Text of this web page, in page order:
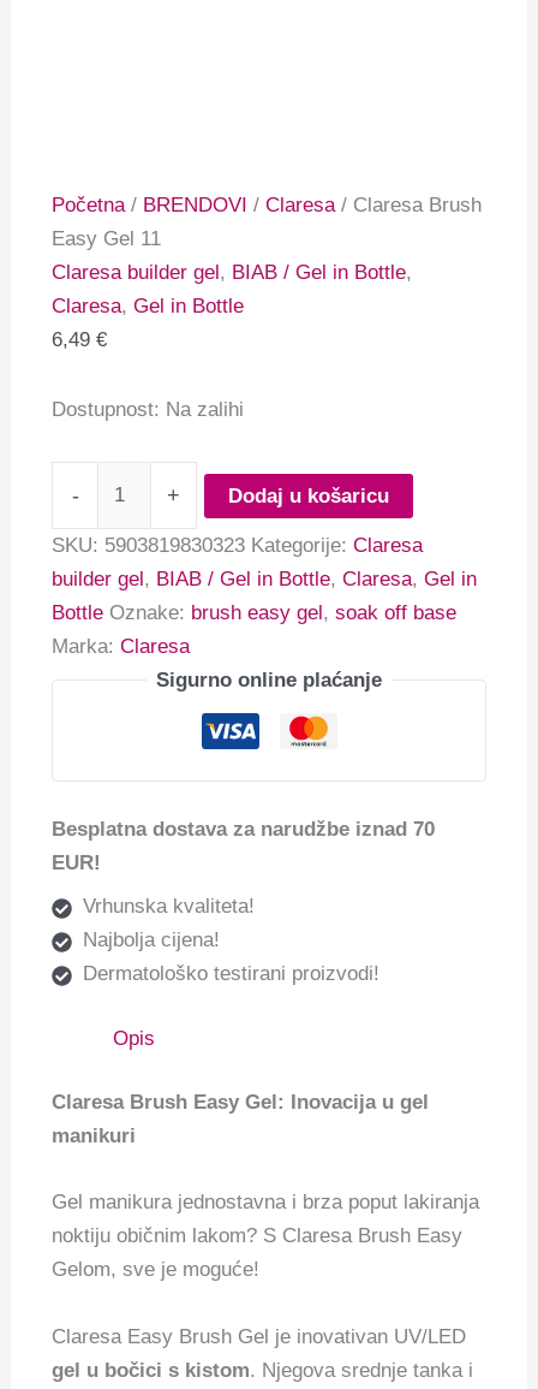
Početna / BRENDOVI /Claresa / Claresa Brush
Easy Gel 11
Claresa builder gel, BIAB / Gel in Bottle,
Claresa,Gel in Bottle
6,49€
Dostupnost: Na zalihi
- + Dodaj u košaricu
SKU: 5903819830323 Kategorije:Claresa
builder gel, BIAB / Gel in Bottle,Claresa,Gel in
Bottle Oznake: brush easy gel,soak off base
Marka:Claresa
Sigurno online plaćanje
Besplatna dostava za narudžbe iznad 70
EUR!
Vrhunska kvaliteta!
Najbolja cijena!
Dermatološko testirani proizvodi!
Opis
Claresa Brush Easy Gel: Inovacija u gel
manikuri
Gel manikura jednostavna i brza poput lakiranja
noktiju običnim lakom? S Claresa Brush Easy
Gelom, sve je moguće!
Claresa Easy Brush Gel je inovativan UV/LED
gel u bočici s kistom. Njegova srednje tanka i